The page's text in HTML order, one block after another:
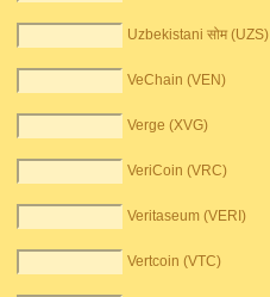
Uzbekistani सोम (UZS)
VeChain (VEN)
Verge (XVG)
VeriCoin (VRC)
Veritaseum (VERI)
Vertcoin (VTC)